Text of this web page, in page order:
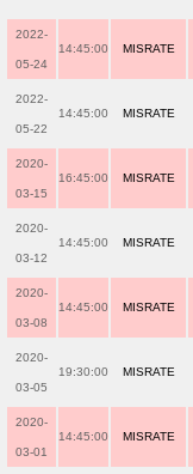
2022-
05-24
14:45:00 MISRATE
2022-
05-22
14:45:00 MISRATE
2020-
03-15
16:45:00 MISRATE
2020-
03-12
14:45:00 MISRATE
2020-
03-08
14:45:00 MISRATE
2020-
03-05
19:30:00 MISRATE
2020-
03-01
14:45:00 MISRATE